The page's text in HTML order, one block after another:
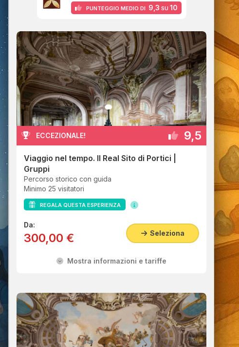
PUNTEGGIO MEDIO DI 9,3 SU 10
ECCEZIONALE! 9,5
Viaggio nel tempo. Il Real Sito di Portici |
Gruppi
Percorso storico con guida
Minimo 25 visitatori
REGALA QUESTA ESPERIENZA
Da:
300,00 € Seleziona
Mostra informazioni e tariffe